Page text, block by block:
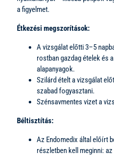
a figyelmet.
Étkezési megszorítások:
A vizsgálat előtti 3–5
rostban gazdag ételek és
alapanyagok.
Szilárd ételt a vizsgálat
szabad fogyasztani.
Szénsavmentes vizet a
Béltisztítás:
Az Endomedix által előírt
részletben kell meginni: